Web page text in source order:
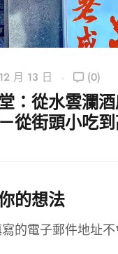
月 13 日 (0)
：從水雲瀾
從街頭小吃
的想法
的電子郵件地址不